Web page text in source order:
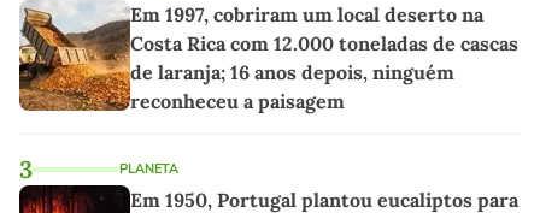
Em 1997, cobriram um local deserto na
Costa Rica com 12.000 toneladas de cascas
de laranja; 16 anos depois, ninguém
reconheceu a paisagem
3 PLANETA
Em 1950, Portugal plantou eucaliptos para